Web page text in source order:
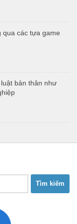
qua các tựa game
bản thân như